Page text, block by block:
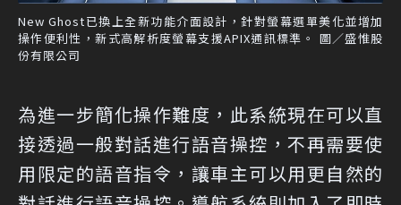
New Ghost已換上全新功能介面設計，針對螢幕選單美化並增加
操作便利性，新式高解析度螢幕支援APIX通訊標準。 圖／盛惟股
份有限公司
為進一步簡化操作難度，此系統現在可以直
接透過一般對話進行語音操控，不再需要使
用限定的語音指令，讓車主可以用更自然的